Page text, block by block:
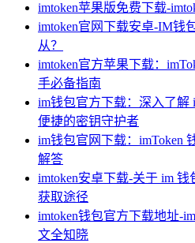
imtoken苹果版免费下载-
imtoken官网下载安卓-IM钱
从？
imtoken官方苹果下载：
手必备指南
im钱包官方下载：深入了解
便捷的密钥守护者
im钱包官网下载：imToken
解答
imtoken安卓下载-关于 im
获取途径
imtoken钱包官方下载地址-
文全知晓